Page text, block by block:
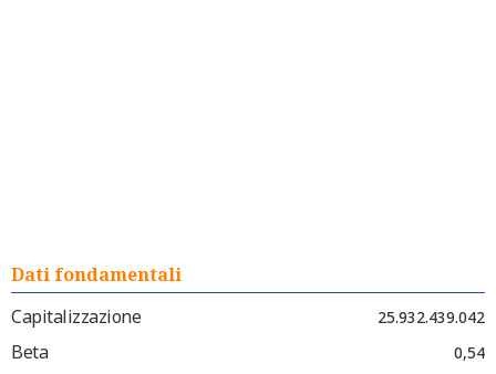
Dati fondamentali
Capitalizzazione
25.932.439.042
Beta 0,54